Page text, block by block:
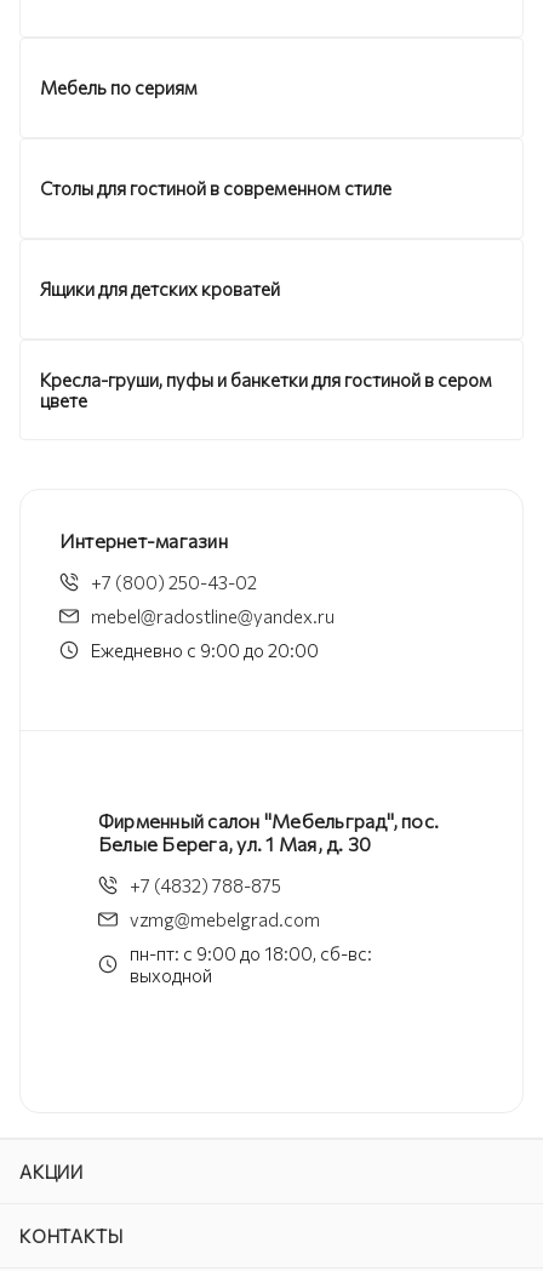
Мебель по сериям
Столы для гостиной в современном стиле
Ящики для детских кроватей
Кресла-груши, пуфы и банкетки для гостиной в сером
цвете
Интернет-магазин
+7 (800) 250-43-02
mebel@radostline@yandex.ru
Ежедневно с 9:00 до 20:00
Фирменный салон "Мебельград", пос.
Белые Берега, ул. 1 Мая, д. 30
+7 (4832) 788-875
vzmg@mebelgrad.com
пн-пт: с 9:00 до 18:00, сб-вс:
выходной
АКЦИИ
КОНТАКТЫ